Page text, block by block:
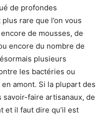
de profondes
rare que l’on vous
de mousses, de
encore du nombre de
plusieurs
les bactéries ou
amont. Si la plupart des
faire artisanaux, de
et il faut dire qu’il est